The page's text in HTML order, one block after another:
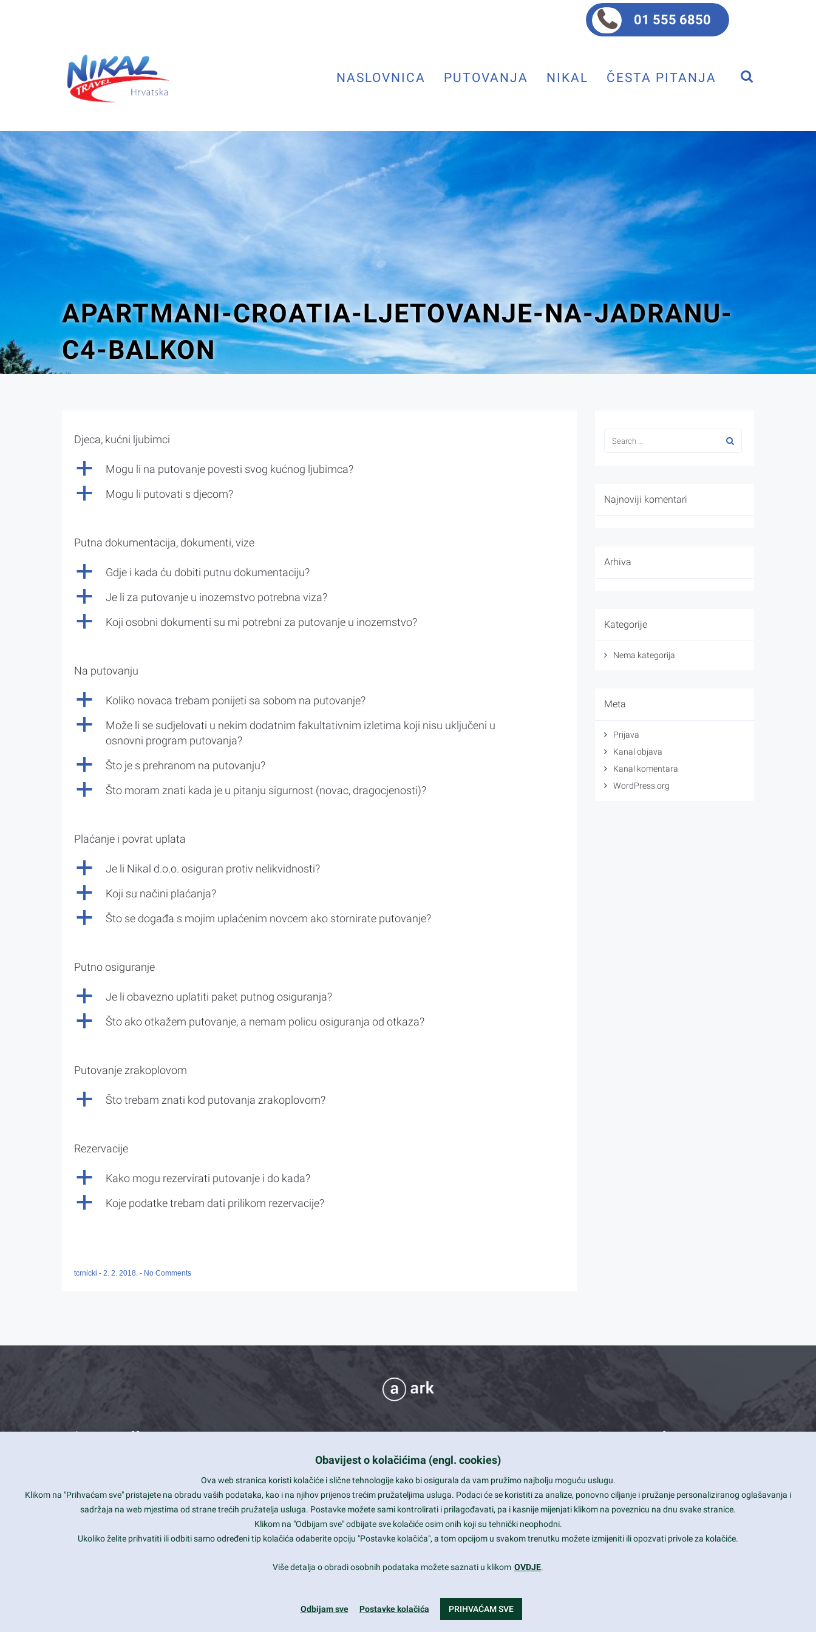
01 555 6850
NASLOVNICA PUTOVANJA NIKAL ČESTA PITANJA
APARTMANI-CROATIA-LJETOVANJE-NA-JADRANU-
C4-BALKON
Djeca, kućni ljubimci
a Mogu li na putovanje povesti svog kućnog ljubimca?
a Mogu li putovati s djecom?
Putna dokumentacija, dokumenti, vize
a Gdje i kada ću dobiti putnu dokumentaciju?
a Je li za putovanje u inozemstvo potrebna viza?
a Koji osobni dokumenti su mi potrebni za putovanje u inozemstvo?
Na putovanju
a Koliko novaca trebam ponijeti sa sobom na putovanje?
a
Može li se sudjelovati u nekim dodatnim fakultativnim izletima koji nisu uključeni u
osnovni program putovanja?
a Što je s prehranom na putovanju?
a Što moram znati kada je u pitanju sigurnost (novac, dragocjenosti)?
Plaćanje i povrat uplata
a Je li Nikal d.o.o. osiguran protiv nelikvidnosti?
a Koji su načini plaćanja?
a Što se događa s mojim uplaćenim novcem ako stornirate putovanje?
Putno osiguranje
a Je li obavezno uplatiti paket putnog osiguranja?
a Što ako otkažem putovanje, a nemam policu osiguranja od otkaza?
Putovanje zrakoplovom
a Što trebam znati kod putovanja zrakoplovom?
Rezervacije
a Kako mogu rezervirati putovanje i do kada?
a Koje podatke trebam dati prilikom rezervacije?
tcrnicki - 2. 2. 2018. - No Comments
Najnoviji komentari
Arhiva
Kategorije
Nema kategorija
Meta
Prijava
Kanal objava
Kanal komentara
WordPress.org
What we offer
Is your website user friendly?
Ark offers weekly stunning designs.
Why our customers love Ark?
Smart and beautiful design
Unlimited Eelements
Mobile ready
Contact Info
View, CA 94043
+1 650-253-0000
Daily: 9:00 am - 6:00 pm
Obavijest o kolačićima (engl. cookies)
Ova web stranica koristi kolačiće i slične tehnologije kako bi osigurala da vam pružimo najbolju moguću uslugu.
Klikom na "Prihvaćam sve" pristajete na obradu vaših podataka, kao i na njihov prijenos trećim pružateljima usluga. Podaci će se koristiti za analize, ponovno ciljanje i pružanje personaliziranog oglašavanja i
sadržaja na web mjestima od strane trećih pružatelja usluga. Postavke možete sami kontrolirati i prilagođavati, pa i kasnije mijenjati klikom na poveznicu na dnu svake stranice.
Klikom na "Odbijam sve" odbijate sve kolačiće osim onih koji su tehnički neophodni.
Ukoliko želite prihvatiti ili odbiti samo određeni tip kolačića odaberite opciju "Postavke kolačića", a tom opcijom u svakom trenutku možete izmijeniti ili opozvati privole za kolačiće.
Više detalja o obradi osobnih podataka možete saznati u klikom OVDJE.
Odbijam sve Postavke kolačića PRIHVAĆAM SVE